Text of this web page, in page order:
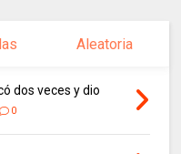
Aleatoria
dos veces y dio
0